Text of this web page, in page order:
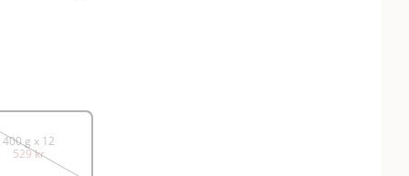
400 g x 12
529 kr